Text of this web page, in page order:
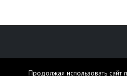
Продолжая использовать